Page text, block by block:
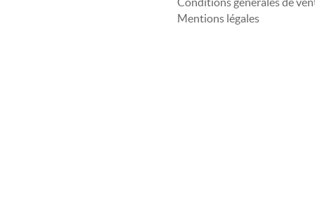
Mentions légales